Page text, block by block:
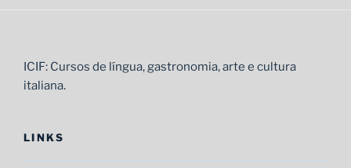
ICIF: Cursos de língua, gastronomia, arte e cultura
italiana.
LINKS